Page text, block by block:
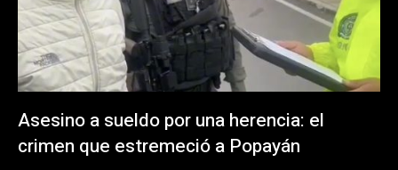
Asesino a sueldo por una herencia: el
crimen que estremeció a Popayán